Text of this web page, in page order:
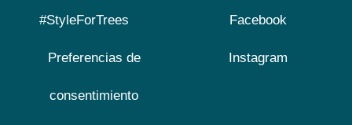
#StyleForTrees
Preferencias de
consentimiento
Facebook
Instagram